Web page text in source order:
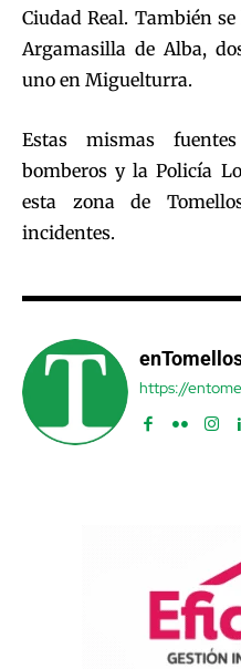
Ciudad Real. También
Argamasilla de Alba,
uno en Miguelturra.
Estas mismas
bomberos y la Policía
esta zona de
incidentes.
https://